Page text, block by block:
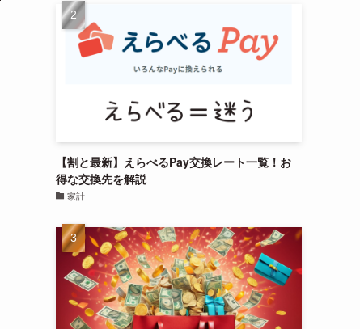
【割と最新】えらべるPay交換レート一覧！お
得な交換先を解説
家計